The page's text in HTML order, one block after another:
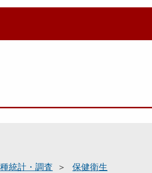
統計・調査 保健衛生